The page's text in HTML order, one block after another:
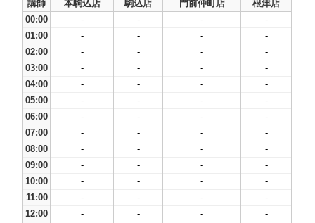
講師
本駒込店 駒込店 門前仲町店
根津店
00:00
- - -
-
01:00
- - -
-
02:00
- - -
-
03:00
- - -
-
04:00
- - -
-
05:00
- - -
-
06:00
- - -
-
07:00
- - -
-
08:00
- - -
-
09:00
- - -
-
10:00
- - -
-
11:00
- - -
-
12:00
- - -
-